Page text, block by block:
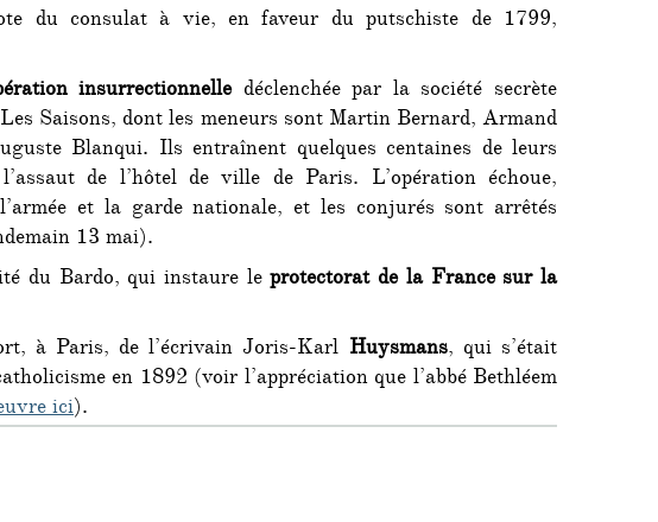
du consulat à vie, en faveur du putschiste de 1799,
insurrectionnelledéclenchée par la société secrète
Saisons, dont les meneurs sont Martin Bernard, Armand
Blanqui. Ils entraînent quelques centaines de leurs
de l’hôtel de ville de Paris. L’opération échoue,
et la garde nationale, et les conjurés sont arrêtés
13 mai).
du Bardo, qui instaure leprotectorat de la France sur la
à Paris, de l’écrivain Joris-Karl Huysmans, qui s’était
en 1892 (voir l’appréciation que l’abbé Bethléem
ici).